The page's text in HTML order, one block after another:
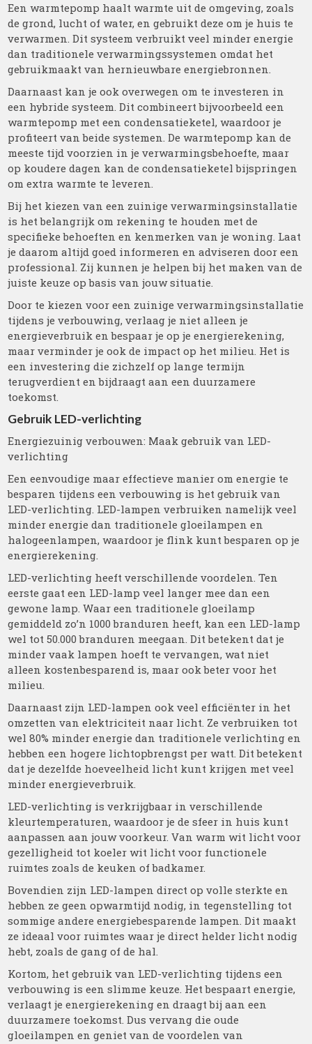
Een warmtepomp haalt warmte uit de omgeving, zoals
de grond, lucht of water, en gebruikt deze om je huis te
verwarmen. Dit systeem verbruikt veel minder energie
dan traditionele verwarmingssystemen omdat het
gebruikmaakt van hernieuwbare energiebronnen.
Daarnaast kan je ook overwegen om te investeren in
een hybride systeem. Dit combineert bijvoorbeeld een
warmtepomp met een condensatieketel, waardoor je
profiteert van beide systemen. De warmtepomp kan de
meeste tijd voorzien in je verwarmingsbehoefte, maar
op koudere dagen kan de condensatieketel bijspringen
om extra warmte te leveren.
Bij het kiezen van een zuinige verwarmingsinstallatie
is het belangrijk om rekening te houden met de
specifieke behoeften en kenmerken van je woning. Laat
je daarom altijd goed informeren en adviseren door een
professional. Zij kunnen je helpen bij het maken van de
juiste keuze op basis van jouw situatie.
Door te kiezen voor een zuinige verwarmingsinstallatie
tijdens je verbouwing, verlaag je niet alleen je
energieverbruik en bespaar je op je energierekening,
maar verminder je ook de impact op het milieu. Het is
een investering die zichzelf op lange termijn
terugverdient en bijdraagt aan een duurzamere
toekomst.
Gebruik LED-verlichting
Energiezuinig verbouwen: Maak gebruik van LED-
verlichting
Een eenvoudige maar effectieve manier om energie te
besparen tijdens een verbouwing is het gebruik van
LED-verlichting. LED-lampen verbruiken namelijk veel
minder energie dan traditionele gloeilampen en
halogeenlampen, waardoor je flink kunt besparen op je
energierekening.
LED-verlichting heeft verschillende voordelen. Ten
eerste gaat een LED-lamp veel langer mee dan een
gewone lamp. Waar een traditionele gloeilamp
gemiddeld zo’n 1000 branduren heeft, kan een LED-lamp
wel tot 50.000 branduren meegaan. Dit betekent dat je
minder vaak lampen hoeft te vervangen, wat niet
alleen kostenbesparend is, maar ook beter voor het
milieu.
Daarnaast zijn LED-lampen ook veel efficiënter in het
omzetten van elektriciteit naar licht. Ze verbruiken tot
wel 80% minder energie dan traditionele verlichting en
hebben een hogere lichtopbrengst per watt. Dit betekent
dat je dezelfde hoeveelheid licht kunt krijgen met veel
minder energieverbruik.
LED-verlichting is verkrijgbaar in verschillende
kleurtemperaturen, waardoor je de sfeer in huis kunt
aanpassen aan jouw voorkeur. Van warm wit licht voor
gezelligheid tot koeler wit licht voor functionele
ruimtes zoals de keuken of badkamer.
Bovendien zijn LED-lampen direct op volle sterkte en
hebben ze geen opwarmtijd nodig, in tegenstelling tot
sommige andere energiebesparende lampen. Dit maakt
ze ideaal voor ruimtes waar je direct helder licht nodig
hebt, zoals de gang of de hal.
Kortom, het gebruik van LED-verlichting tijdens een
verbouwing is een slimme keuze. Het bespaart energie,
verlaagt je energierekening en draagt bij aan een
duurzamere toekomst. Dus vervang die oude
gloeilampen en geniet van de voordelen van